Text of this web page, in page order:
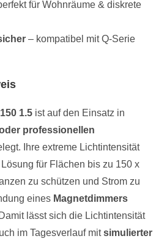
für Wohnräume & diskrete
– kompatibel mit Q-Serie
1.5 ist auf den Einsatz in
professionellen
Ihre extreme Lichtintensität
für Flächen bis zu 150 x
zu schützen und Strom zu
eines Magnetdimmers
lässt sich die Lichtintensität
im Tagesverlauf mitsimulierter